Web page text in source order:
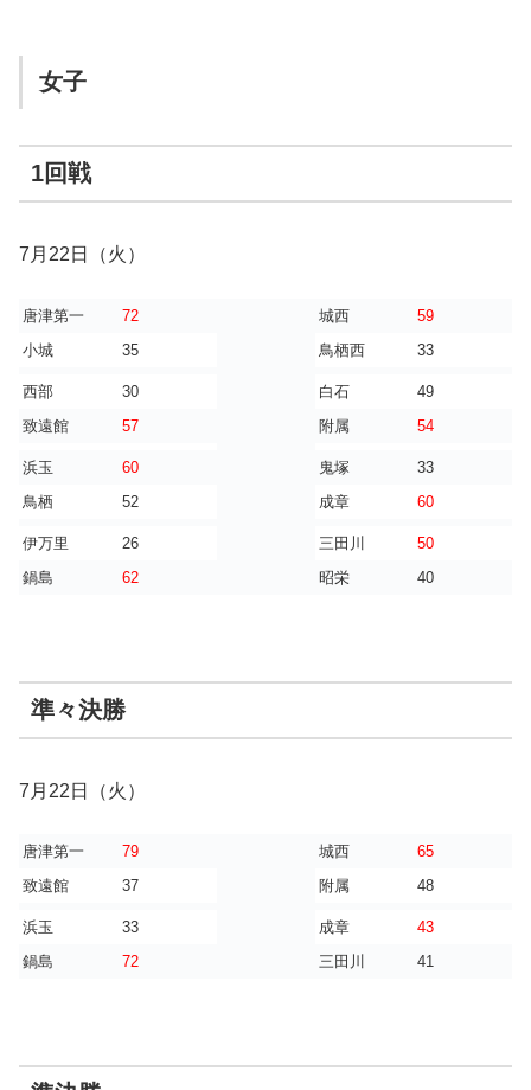
女子
1回戦
7月22日（火）
唐津第一 72 城西
59
小城
35 鳥栖西 33
西部 30 白石
49
致遠館
57 附属 54
浜玉 60 鬼塚
33
鳥栖
52 成章 60
伊万里 26 三田川
50
鍋島
62 昭栄 40
準々決勝
7月22日（火）
唐津第一 79 城西
65
致遠館
37 附属 48
浜玉 33 成章
43
鍋島
72 三田川 41